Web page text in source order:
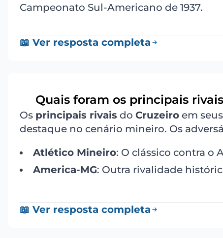
Campeonato Sul-Americano de 1937.
📖 Ver resposta completa
Quais foram os principais
Os principais rivais do Cruzeiro em
destaque no cenário mineiro. Os
Atlético Mineiro: O clássico contra o
America-MG: Outra rivalidade
📖 Ver resposta completa